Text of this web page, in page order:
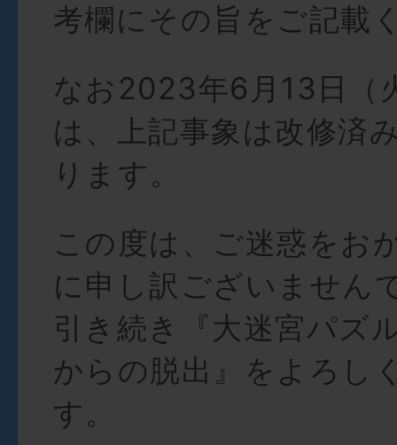
考欄にその旨をご記載
なお2023年6月13日（
は、上記事象は改修済
ります。
この度は、ご迷惑をお
に申し訳ございません
引き続き『大迷宮パズ
からの脱出』をよろし
す。